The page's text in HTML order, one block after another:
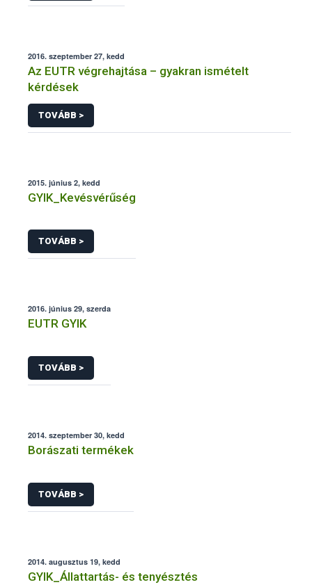
2016. szeptember 27, kedd
Az EUTR végrehajtása – gyakran ismételt
kérdések
TOVÁBB >
2015. június 2, kedd
GYIK_Kevésvérűség
TOVÁBB >
2016. június 29, szerda
EUTR GYIK
TOVÁBB >
2014. szeptember 30, kedd
Borászati termékek
TOVÁBB >
2014. augusztus 19, kedd
GYIK_Állattartás- és tenyésztés